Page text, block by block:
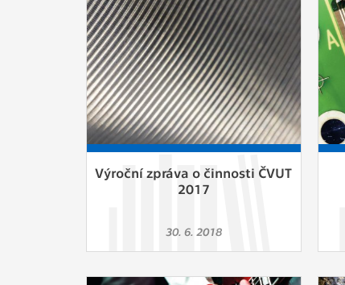
Výroční zpráva o činnosti ČVUT
2017
30. 6. 2018